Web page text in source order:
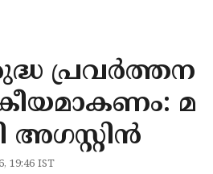
പ്രവർത്തന
മ
അഗസ്റ്റിൻ
19:46 IST